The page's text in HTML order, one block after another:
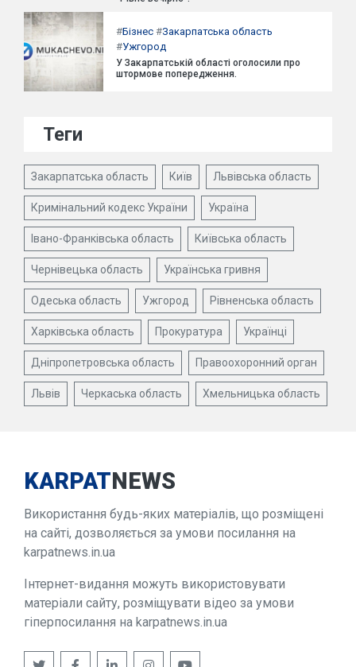
#Бізнес #Закарпатська область
#Ужгород
У Закарпатській області оголосили про
штормове попередження.
Теги
Закарпатська область Київ Львівська область
Кримінальний кодекс України Україна
Івано-Франківська область Київська область
Чернівецька область Українська гривня
Одеська область Ужгород Рівненська область
Харківська область Прокуратура Українці
Дніпропетровська область Правоохоронний орган
Львів Черкаська область Хмельницька область
KARPATNEWS
Використання будь-яких матеріалів, що розміщені
на сайті, дозволяється за умови посилання на
karpatnews.in.ua
Інтернет-видання можуть використовувати
матеріали сайту, розміщувати відео за умови
гіперпосилання на karpatnews.in.ua